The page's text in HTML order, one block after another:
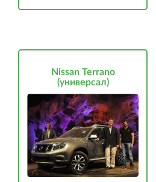
Nissan Terrano
(универсал)